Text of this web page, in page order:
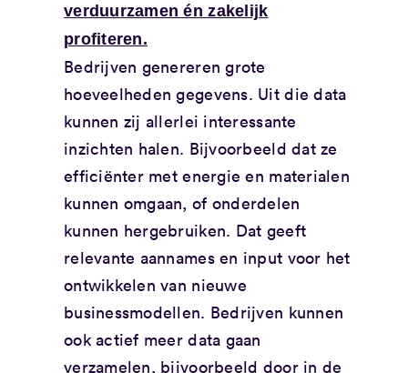
verduurzamen én zakelijk
profiteren.
Bedrijven genereren grote
hoeveelheden gegevens. Uit die data
kunnen zij allerlei interessante
inzichten halen. Bijvoorbeeld dat ze
efficiënter met energie en materialen
kunnen omgaan, of onderdelen
kunnen hergebruiken. Dat geeft
relevante aannames en input voor het
ontwikkelen van nieuwe
businessmodellen. Bedrijven kunnen
ook actief meer data gaan
verzamelen, bijvoorbeeld door in de